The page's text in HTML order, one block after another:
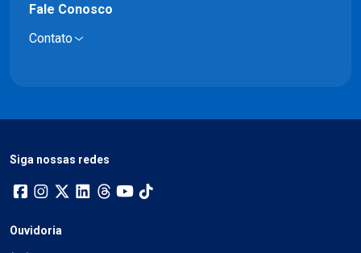
Fale Conosco
Contato
Siga nossas redes
Ouvidoria